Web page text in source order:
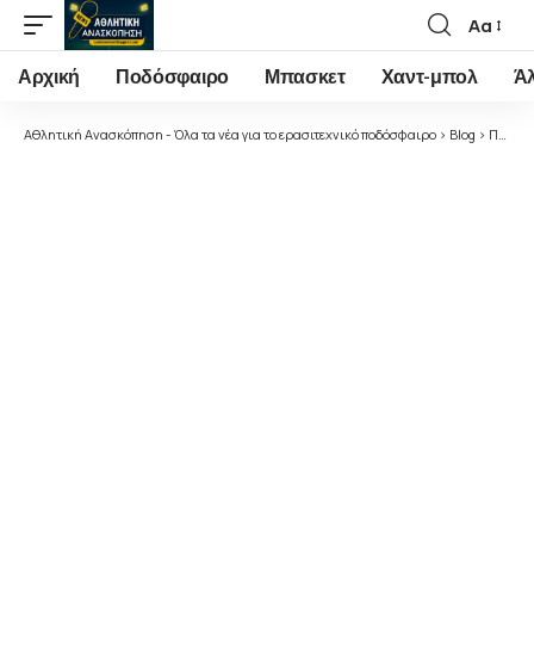
Font
Resizer
Αα
Αρχική Ποδόσφαιρο Μπασκετ Χαντ-μπολ
Αθλητική Ανασκόπηση - Όλα τα νέα για το ερασιτεχνικό ποδόσφαιρο > Blog > Ποδόσφαιρο